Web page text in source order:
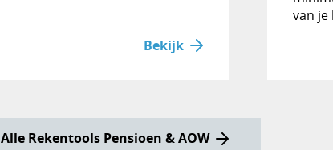
Bekijk
van je
Alle Rekentools Pensioen & AOW